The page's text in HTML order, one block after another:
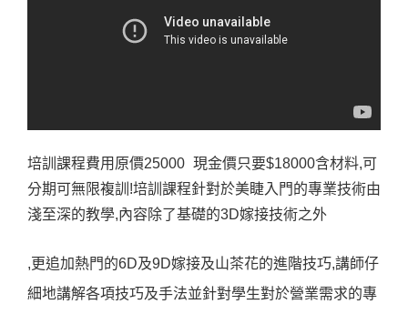
培訓課程費用原價25000 現金價只要$18000含材料,可
分期可無限複訓!培訓課程針對於美睫入門的專業技術由
淺至深的教學,內容除了基礎的3D嫁接技術之外
,更追加熱門的6D及9D嫁接及山茶花的進階技巧,講師仔
細地講解各項技巧及手法並針對學生對於營業需求的專